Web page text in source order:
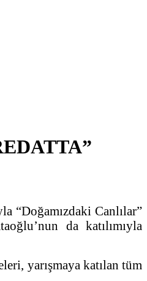
“Doğamızdaki Canlılar”
da katılımıyla
yarışmaya katılan tüm